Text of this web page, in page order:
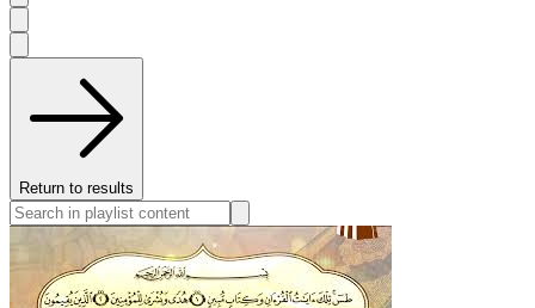
Return to results